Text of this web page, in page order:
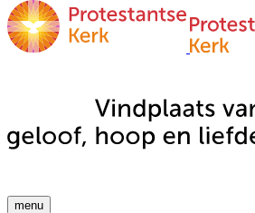
menu